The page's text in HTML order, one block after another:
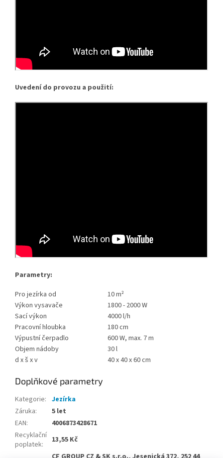
Uvedení do provozu a použití:
Parametry:
Pro jezírka od
10 m²
Výkon vysavače
1800 - 2000 W
Sací výkon
4000 l/h
Pracovní hloubka
180 cm
Výpustní čerpadlo
600 W, max. 7 m
Objem nádoby
30 l
d x š x v
40 x 40 x 60 cm
Doplňkové parametry
Kategorie: Jezírka
Záruka:
5 let
EAN:
4006873428671
Recyklační
poplatek:
13,55 Kč